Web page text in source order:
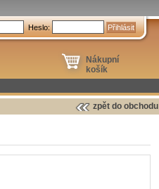
Nákupní
košík
Heslo:
zpět do obchodu